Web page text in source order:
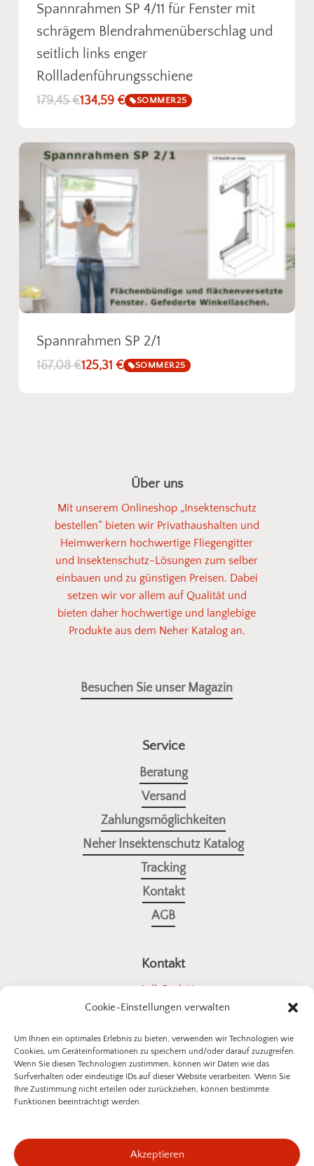
Cookie-Einstellungen verwalten
Um Ihnen ein optimales Erlebnis zu bieten, verwenden wir Technologien wie
Cookies, um Geräteinformationen zu speichern und/oder darauf zuzugreifen.
Wenn Sie diesen Technologien zustimmen, können wir Daten wie das
Surfverhalten oder eindeutige IDs auf dieser Website verarbeiten. Wenn Sie
Ihre Zustimmung nicht erteilen oder zurückziehen, können bestimmte
Funktionen beeinträchtigt werden.
Akzeptieren
Spannrahmen SP 4/11 für Fenster mit
schrägem Blendrahmenüberschlag und
seitlich links enger
Rollladenführungsschiene
179,45€134,59 € SOMMER25
Spannrahmen SP 2/1
167,08€125,31 € SOMMER25
Über uns
Mit unserem Onlineshop „Insektenschutz
bestellen“ bieten wir Privathaushalten und
Heimwerkern hochwertige Fliegengitter
und Insektenschutz-Lösungen zum selber
einbauen und zu günstigen Preisen. Dabei
setzen wir vor allem auf Qualität und
bieten daher hochwertige und langlebige
Produkte aus dem Neher Katalog an.
Besuchen Sie unser Magazin
Service
Beratung
Versand
Zahlungsmöglichkeiten
Neher Insektenschutz Katalog
Tracking
Kontakt
AGB
Kontakt
a4all GmbH
Stuttgarter Straße 10
73614 Schorndorf
E-Mail:kontakt@insektenschutz-bestellen.de
Datenschutzerklärung